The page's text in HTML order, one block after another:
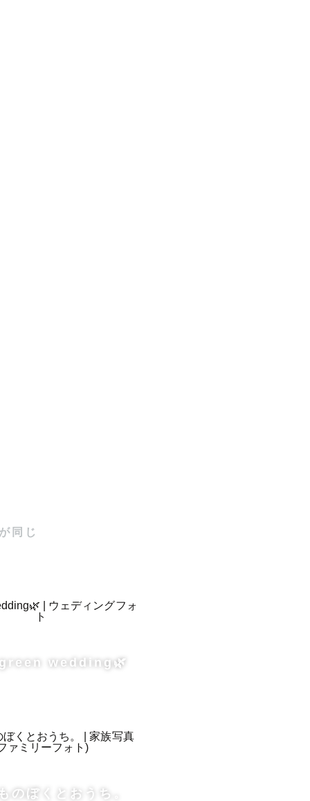
同じ
green wedding🌿
のぼくとおうち。